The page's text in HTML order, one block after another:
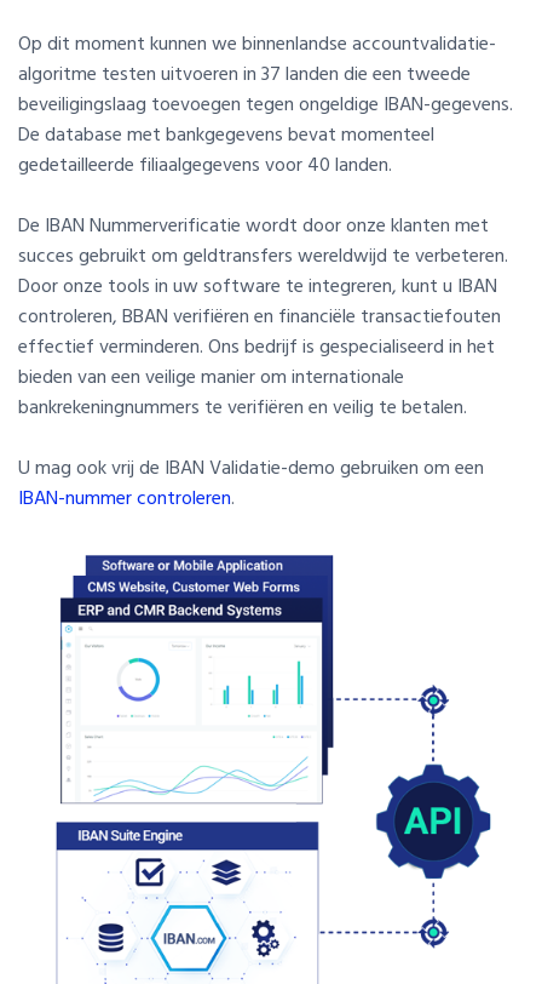
Op dit moment kunnen we binnenlandse accountvalidatie-
algoritme testen uitvoeren in 37 landen die een tweede
beveiligingslaag toevoegen tegen ongeldige IBAN-gegevens.
De database met bankgegevens bevat momenteel
gedetailleerde filiaalgegevens voor 40 landen.
De IBAN Nummerverificatie wordt door onze klanten met
succes gebruikt om geldtransfers wereldwijd te verbeteren.
Door onze tools in uw software te integreren, kunt u IBAN
controleren, BBAN verifiëren en financiële transactiefouten
effectief verminderen. Ons bedrijf is gespecialiseerd in het
bieden van een veilige manier om internationale
bankrekeningnummers te verifiëren en veilig te betalen.
U mag ook vrij de IBAN Validatie-demo gebruiken om een
IBAN-nummer controleren.